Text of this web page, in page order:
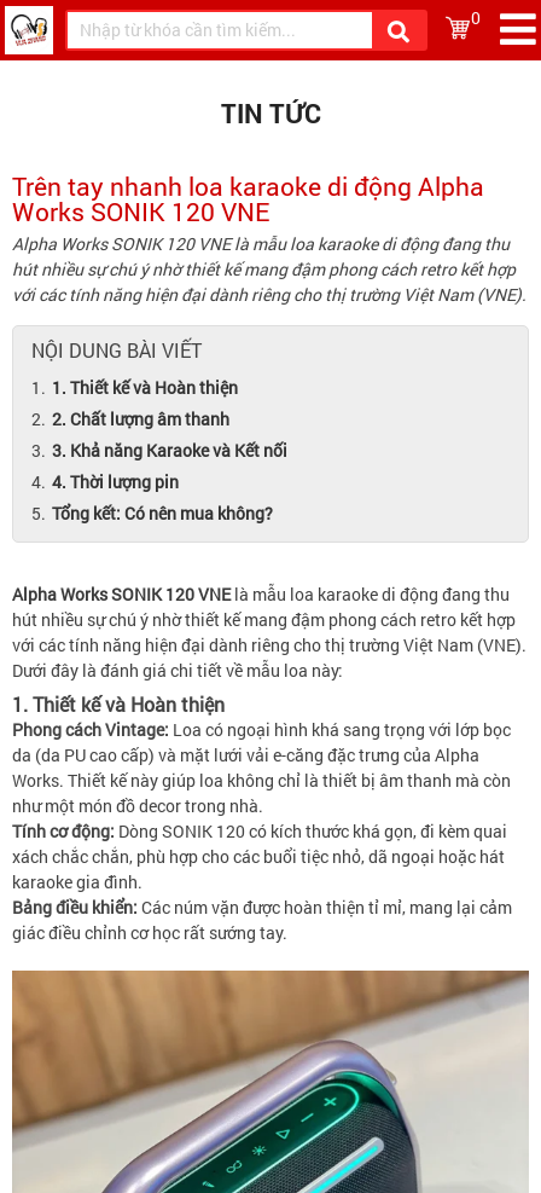
0
TIN TỨC
Trên tay nhanh loa karaoke di động Alpha
Works SONIK 120 VNE
Alpha Works SONIK 120 VNE là mẫu loa karaoke di động đang thu
hút nhiều sự chú ý nhờ thiết kế mang đậm phong cách retro kết hợp
với các tính năng hiện đại dành riêng cho thị trường Việt Nam (VNE).
NỘI DUNG BÀI VIẾT
1. Thiết kế và Hoàn thiện
2. Chất lượng âm thanh
3. Khả năng Karaoke và Kết nối
4. Thời lượng pin
Tổng kết: Có nên mua không?
Alpha Works SONIK 120 VNElà mẫu loa karaoke di động đang thu
hút nhiều sự chú ý nhờ thiết kế mang đậm phong cách retro kết hợp
với các tính năng hiện đại dành riêng cho thị trường Việt Nam (VNE).
Dưới đây là đánh giá chi tiết về mẫu loa này:
1. Thiết kế và Hoàn thiện
Phong cách Vintage: Loa có ngoại hình khá sang trọng với lớp bọc
da (da PU cao cấp) và mặt lưới vải e-căng đặc trưng của Alpha
Works. Thiết kế này giúp loa không chỉ là thiết bị âm thanh mà còn
như một món đồ decor trong nhà.
Tính cơ động: Dòng SONIK 120 có kích thước khá gọn, đi kèm quai
xách chắc chắn, phù hợp cho các buổi tiệc nhỏ, dã ngoại hoặc hát
karaoke gia đình.
Bảng điều khiển: Các núm vặn được hoàn thiện tỉ mỉ, mang lại cảm
giác điều chỉnh cơ học rất sướng tay.